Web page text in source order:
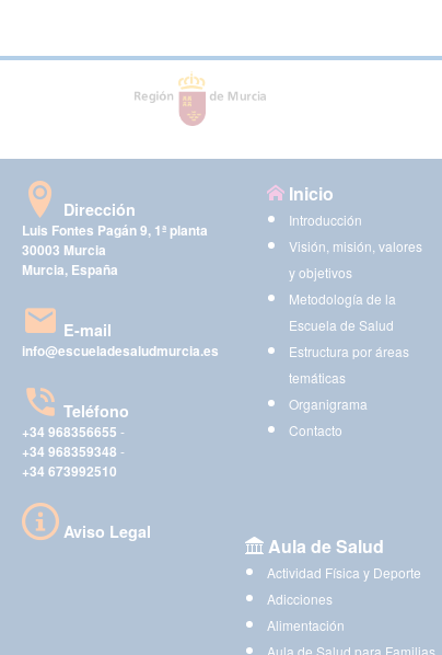
Dirección
Luis Fontes Pagán 9, 1ª planta
30003 Murcia
Murcia, España
E-mail
info@escueladesaludmurcia.es
Teléfono
+34 968356655 -
+34 968359348 -
+34 673992510
Aviso Legal
Inicio
Introducción
Visión, misión, valores
y objetivos
Metodología de la
Escuela de Salud
Estructura por áreas
temáticas
Organigrama
Contacto
Aula de Salud
Actividad Física y Deporte
Adicciones
Alimentación
Aula de Salud para Familias